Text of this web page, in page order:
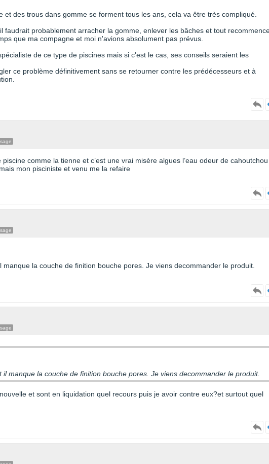
et des trous dans gomme se forment tous les ans, cela va être très compliqué.
faudrait probablement arracher la gomme, enlever les bâches et tout
que ma compagne et moi n'avions absolument pas prévus.
de ce type de piscines mais si c'est le cas, ses conseils seraient les
ce problème définitivement sans se retourner contre les prédécesseurs et à
comme la tienne et c’est une vrai misère algues l’eau odeur de
mon pisciniste et venu me la refaire
la couche de finition bouche pores. Je viens decommander le produit.
manque la couche de finition bouche pores. Je viens decommander le produit.
et sont en liquidation quel recours puis je avoir contre eux?et surtout quel